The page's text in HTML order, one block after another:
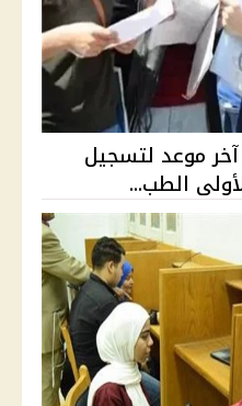
الجامعات 2026.. آخر موعد لتسجيل
الطب...